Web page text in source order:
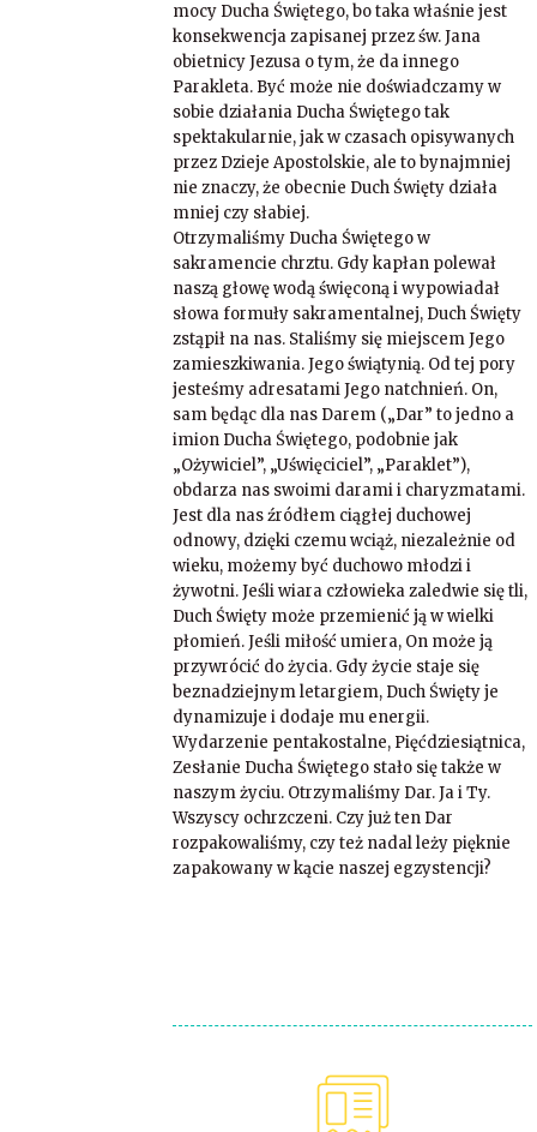
mocy Ducha Świętego, bo taka właśnie jest
konsekwencja zapisanej przez św. Jana
obietnicy Jezusa o tym, że da innego
Parakleta. Być może nie doświadczamy w
sobie działania Ducha Świętego tak
spektakularnie, jak w czasach opisywanych
przez Dzieje Apostolskie, ale to bynajmniej
nie znaczy, że obecnie Duch Święty działa
mniej czy słabiej.
Otrzymaliśmy Ducha Świętego w
sakramencie chrztu. Gdy kapłan polewał
naszą głowę wodą święconą i wypowiadał
słowa formuły sakramentalnej, Duch Święty
zstąpił na nas. Staliśmy się miejscem Jego
zamieszkiwania. Jego świątynią. Od tej pory
jesteśmy adresatami Jego natchnień. On,
sam będąc dla nas Darem („Dar” to jedno a
imion Ducha Świętego, podobnie jak
„Ożywiciel”, „Uświęciciel”, „Paraklet”),
obdarza nas swoimi darami i charyzmatami.
Jest dla nas źródłem ciągłej duchowej
odnowy, dzięki czemu wciąż, niezależnie od
wieku, możemy być duchowo młodzi i
żywotni. Jeśli wiara człowieka zaledwie się tli,
Duch Święty może przemienić ją w wielki
płomień. Jeśli miłość umiera, On może ją
przywrócić do życia. Gdy życie staje się
beznadziejnym letargiem, Duch Święty je
dynamizuje i dodaje mu energii.
Wydarzenie pentakostalne, Pięćdziesiątnica,
Zesłanie Ducha Świętego stało się także w
naszym życiu. Otrzymaliśmy Dar. Ja i Ty.
Wszyscy ochrzczeni. Czy już ten Dar
rozpakowaliśmy, czy też nadal leży pięknie
zapakowany w kącie naszej egzystencji?